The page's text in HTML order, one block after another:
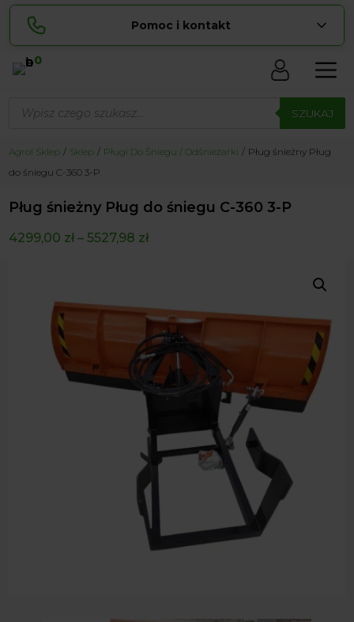
Pomoc i kontakt
Sylwia
pokaż numer
729 856 ... pokaż numer
biuro@ ...
0
produktów SZUKAJ
Agrol Sklep Sklep Pługi Do Śniegu / Odśnieżarki
Pług śnieżny Pług
do śniegu C-360 3-P
Pług śnieżny Pług do śniegu C-360 3-P
4299,00 zł–5527,98 zł